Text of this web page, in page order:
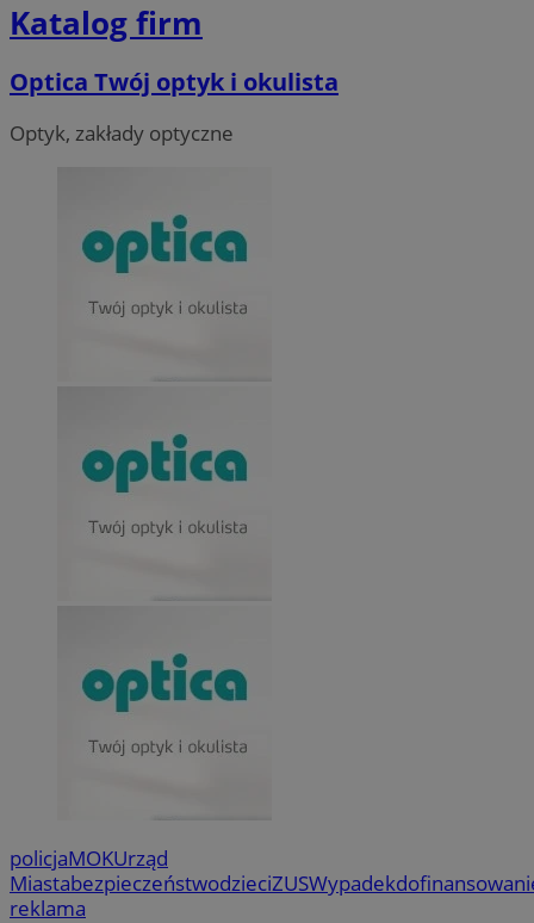
Katalog firm
Optica Twój optyk i okulista
Optyk, zakłady optyczne
policjaMOKUrząd
MiastabezpieczeństwodzieciZUSWypadek
reklama